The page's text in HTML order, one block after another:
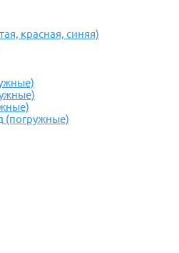
красная, синяя)
(погружные)